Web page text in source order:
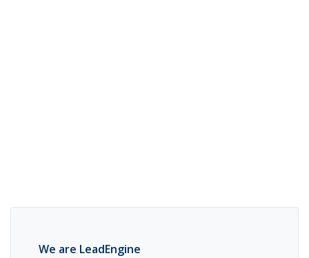
We are LeadEngine